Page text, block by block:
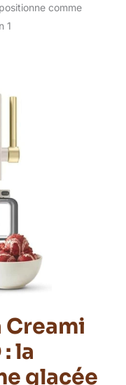
comme
1
Creami
la
glacée